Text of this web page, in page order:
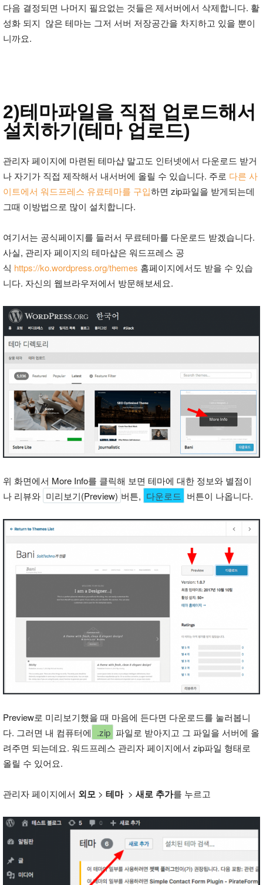
다음 결정되면 나머지 필요없는 것들은 제서버에서 삭제합니다. 활
성화 되지 않은 테마는 그저 서버 저장공간을 차지하고 있을 뿐이
니까요.
2)테마파일을 직접 업로드해서
설치하기(테마 업로드)
관리자 페이지에 마련된 테마샵 말고도 인터넷에서 다운로드 받거
나 자기가 직접 제작해서 내서버에 올릴 수 있습니다. 주로 다른 사
이트에서 워드프레스 유료테마를 구입하면 zip파일을 받게되는데
그때 이방법으로 많이 설치합니다.
여기서는 공식페이지를 들러서 무료테마를 다운로드 받겠습니다.
사실, 관리자 페이지의 테마샵은 워드프레스 공
식 https://ko.wordpress.org/themes 홈페이지에서도 받을 수 있습
니다. 자신의 웹브라우저에서 방문해보세요.
위 화면에서 More Info를 클릭해 보면 테마에 대한 정보와 별점이
나 리뷰와 미리보기(Preview) 버튼, 다운로드 버튼이 나옵니다.
Preview로 미리보기했을 때 마음에 든다면 다운로드를 눌러봅니
다. 그러면 내 컴퓨터에 .zip 파일로 받아지고 그 파일을 서버에 올
려주면 되는데요. 워드프레스 관리자 페이지에서 zip파일 형태로
올릴 수 있어요.
관리자 페이지에서 외모 > 테마> 새로 추가를 누르고